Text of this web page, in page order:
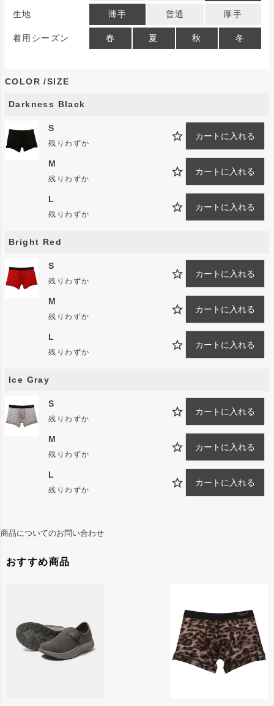
人体のあらゆる動きに追随しながらもストレスのないパ
ターンを追求し、辿り着いたのがこのパーツ群。 1着の
アンダーウェアを10ものパーツに裁断・縫製すること
生地の裁断・縫製それぞれのプロフェッショナルの
DNAに刻み込まれたものづくりへの情熱は、時に火花
「これでなくては」という至高を求めるポジティブなベ
クトル。 ブレや一切の妥協の余地を残さず、ハイレベ
ルなクラフトマンにしか成し得ない協業によりこのパタ
ーンに辿り着いた。
「第2の皮膚」と形容されるgravevaultの生地が持つポ
テンシャルをスポイルすることなく最大限に引き出す。
熟練のクラフトマンによって、日々ひとつずつ手作業で
アナタです。
専用BOXについて
男女を問わず、アンダーウェアをファッションの重要な
要素と定義し、上質を求めるファッショニスタが手にす
部にまで詰め込まれた"premium（プレミアム）"な仕様
は、パッケージングという表層にも表れなくてはならな
いと考えました。
名は体を表す。
上質を求める者が手にする・ギフトとして誇れ
る"premium（プレミアム）"なパッケージがgravevault
のアンサーでした。
生地 薄手 普通 厚手
着用シーズン 春 夏 秋 冬
COLOR SIZE
Darkness Black
S
残りわずか
カートに入れる
M
残りわずか
カートに入れる
L
残りわずか
カートに入れる
Bright Red
S
残りわずか
カートに入れる
M
残りわずか
カートに入れる
L
残りわずか
カートに入れる
Ice Gray
S
残りわずか
カートに入れる
M
残りわずか
カートに入れる
L
残りわずか
カートに入れる
商品についてのお問い合わせ
おすすめ商品